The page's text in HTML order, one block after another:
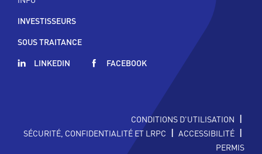
INVESTISSEURS
SOUS TRAITANCE
LINKEDIN
FACEBOOK
CONDITIONS D'UTILISATION |
SÉCURITÉ, CONFIDENTIALITÉ ET LRPC | ACCESSIBILITÉ |
PERMIS